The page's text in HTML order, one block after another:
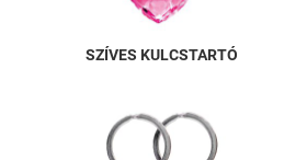
SZÍVES KULCSTARTÓ